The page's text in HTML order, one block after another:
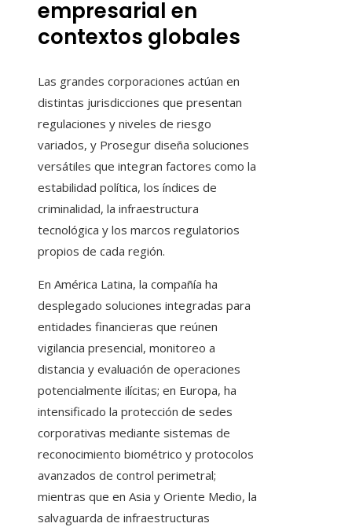
empresarial en
contextos globales
Las grandes corporaciones actúan en
distintas jurisdicciones que presentan
regulaciones y niveles de riesgo
variados, y Prosegur diseña soluciones
versátiles que integran factores como la
estabilidad política, los índices de
criminalidad, la infraestructura
tecnológica y los marcos regulatorios
propios de cada región.
En América Latina, la compañía ha
desplegado soluciones integradas para
entidades financieras que reúnen
vigilancia presencial, monitoreo a
distancia y evaluación de operaciones
potencialmente ilícitas; en Europa, ha
intensificado la protección de sedes
corporativas mediante sistemas de
reconocimiento biométrico y protocolos
avanzados de control perimetral;
mientras que en Asia y Oriente Medio, la
salvaguarda de infraestructuras